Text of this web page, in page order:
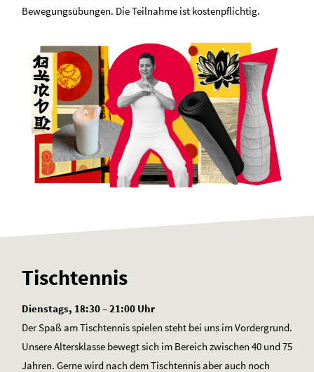
Bewegungsübungen. Die Teilnahme ist kostenpflichtig.
Tischtennis
Dienstags, 18:30 – 21:00 Uhr
Der Spaß am Tischtennis spielen steht bei uns im Vordergrund.
Unsere Altersklasse bewegt sich im Bereich zwischen 40 und 75
Jahren. Gerne wird nach dem Tischtennis aber auch noch